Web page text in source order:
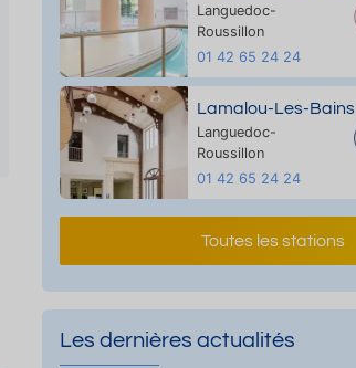
Languedoc-
Roussillon
01 42 65 24 24
Lamalou-Les-Bains
Languedoc-
Roussillon
01 42 65 24 24
Toutes les stations
Les dernières actualités